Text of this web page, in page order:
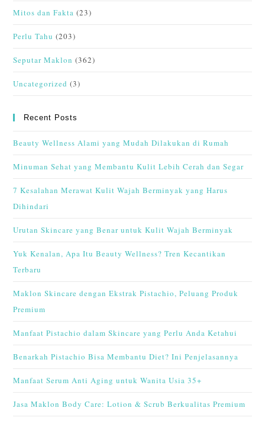
Mitos dan Fakta (23)
Perlu Tahu (203)
Seputar Maklon (362)
Uncategorized (3)
Recent Posts
Beauty Wellness Alami yang Mudah Dilakukan di Rumah
Minuman Sehat yang Membantu Kulit Lebih Cerah dan Segar
7 Kesalahan Merawat Kulit Wajah Berminyak yang Harus
Dihindari
Urutan Skincare yang Benar untuk Kulit Wajah Berminyak
Yuk Kenalan, Apa Itu Beauty Wellness? Tren Kecantikan
Terbaru
Maklon Skincare dengan Ekstrak Pistachio, Peluang Produk
Premium
Manfaat Pistachio dalam Skincare yang Perlu Anda Ketahui
Benarkah Pistachio Bisa Membantu Diet? Ini Penjelasannya
Manfaat Serum Anti Aging untuk Wanita Usia 35+
Jasa Maklon Body Care: Lotion & Scrub Berkualitas Premium